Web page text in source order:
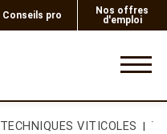
Conseils pro
Nos offres
d'emploi
TECHNIQUES VITICOLES